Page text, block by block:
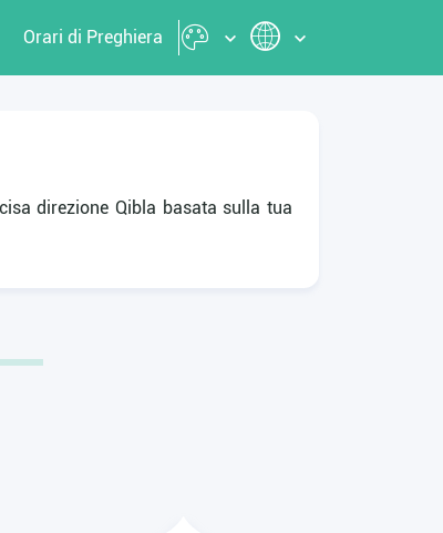
Orari di Preghiera
direzione Qibla basata sulla tua